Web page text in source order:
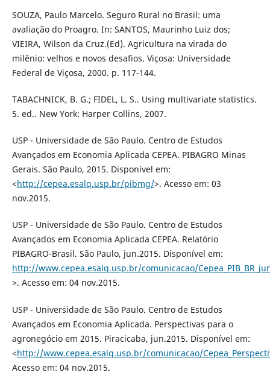
SOUZA, Paulo Marcelo. Seguro Rural no Brasil: uma
avaliação do Proagro. In: SANTOS, Maurinho Luiz dos;
VIEIRA, Wilson da Cruz.(Ed). Agricultura na virada do
milênio: velhos e novos desafios. Viçosa: Universidade
Federal de Viçosa, 2000. p. 117-144.
TABACHNICK, B. G.; FIDEL, L. S.. Using multivariate statistics.
5. ed.. New York: Harper Collins, 2007.
USP - Universidade de São Paulo. Centro de Estudos
Avançados em Economia Aplicada CEPEA. PIBAGRO Minas
Gerais. São Paulo, 2015. Disponível em:
<http://cepea.esalq.usp.br/pibmg/>. Acesso em: 03
nov.2015.
USP - Universidade de São Paulo. Centro de Estudos
Avançados em Economia Aplicada CEPEA. Relatório
PIBAGRO-Brasil. São Paulo, jun.2015. Disponível em:
http://www.cepea.esalq.usp.br/comunicacao/
>. Acesso em: 04 nov.2015.
USP - Universidade de São Paulo. Centro de Estudos
Avançados em Economia Aplicada. Perspectivas para o
agronegócio em 2015. Piracicaba, jun.2015. Disponível em:
<http://www.cepea.esalq.usp.br/comunicacao/
Acesso em: 04 nov.2015.